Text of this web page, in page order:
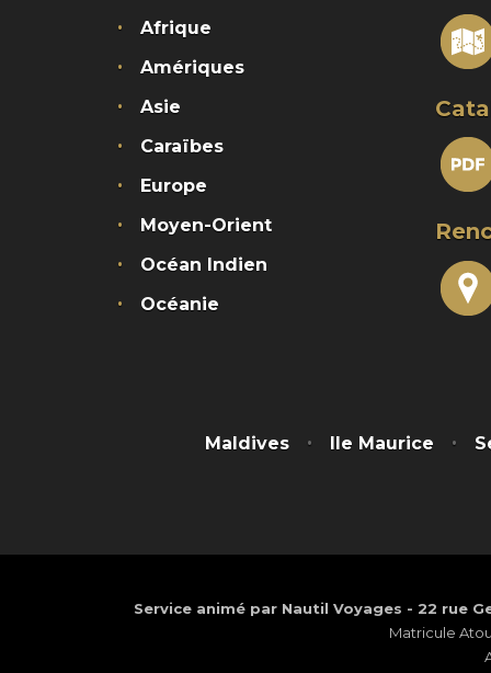
Afrique
Amériques
Asie
Caraïbes
Europe
Moyen-Orient
Océan Indien
Océanie
Maldives Ile Maurice
Service animé par Nautil Voyages - 22 rue
Matricule